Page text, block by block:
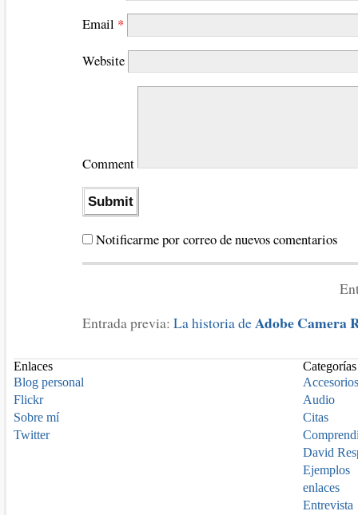
Email *
Website
Comment
Notificarme por correo de nuevos comentarios
Entrada previa: La historia deAdobe Camera
Enlaces
Blog personal
Flickr
Sobre mí
Twitter
Categorías
Accesorios
Audio
Citas
David
Ejemplos
enlaces
Entrevista